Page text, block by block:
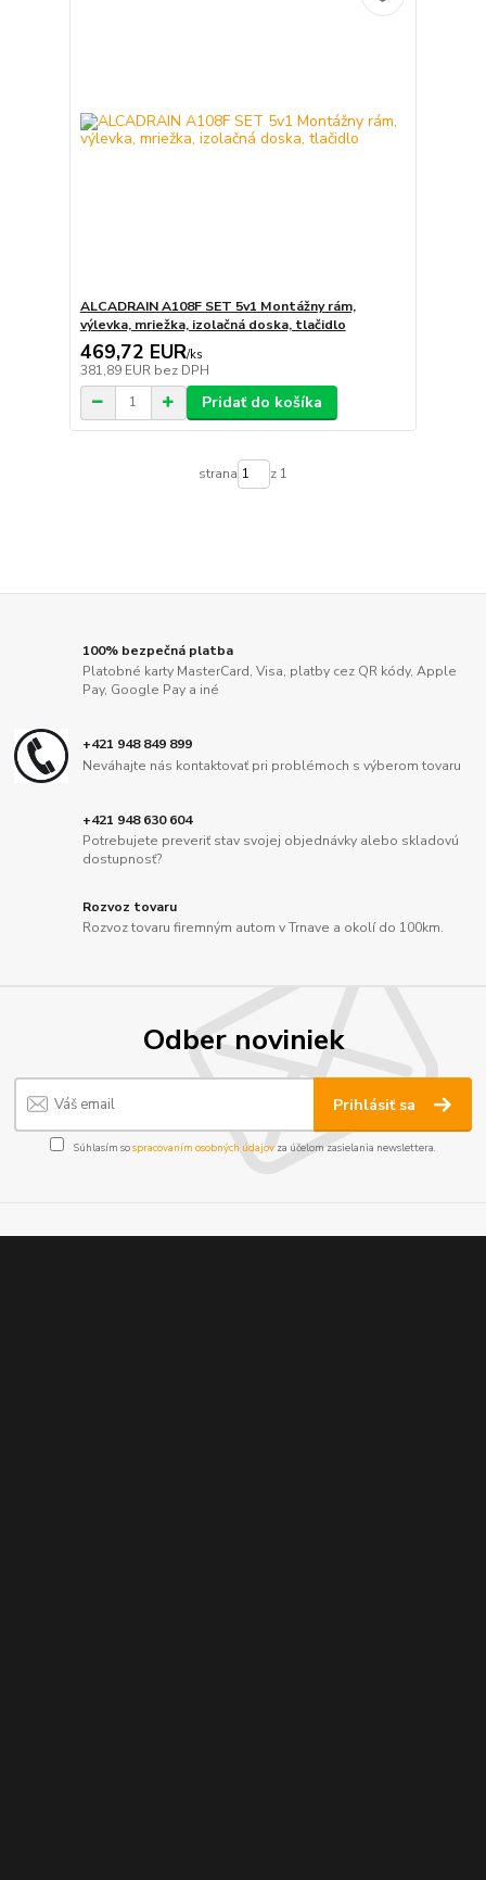
ALCADRAIN A108F SET 5v1 Montážny rám,
výlevka, mriežka, izolačná doska, tlačidlo
469,72 EUR/ks
381,89 EUR bez DPH
Pridať do košíka
strana z 1
100% bezpečná platba
Platobné karty MasterCard, Visa, platby cez QR kódy, Apple
Pay, Google Pay a iné
+421 948 849 899
Neváhajte nás kontaktovať pri problémoch s výberom tovaru
+421 948 630 604
Potrebujete preveriť stav svojej objednávky alebo skladovú
dostupnosť?
Rozvoz tovaru
Rozvoz tovaru firemným autom v Trnave a okolí do 100km.
Odber noviniek
Prihlásiť sa
Súhlasím sospracovaním osobných údajov za účelom zasielania newslettera.